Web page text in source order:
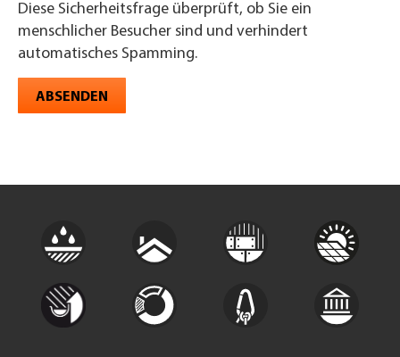
Diese Sicherheitsfrage überprüft, ob Sie ein
menschlicher Besucher sind und verhindert
automatisches Spamming.
ABSENDEN